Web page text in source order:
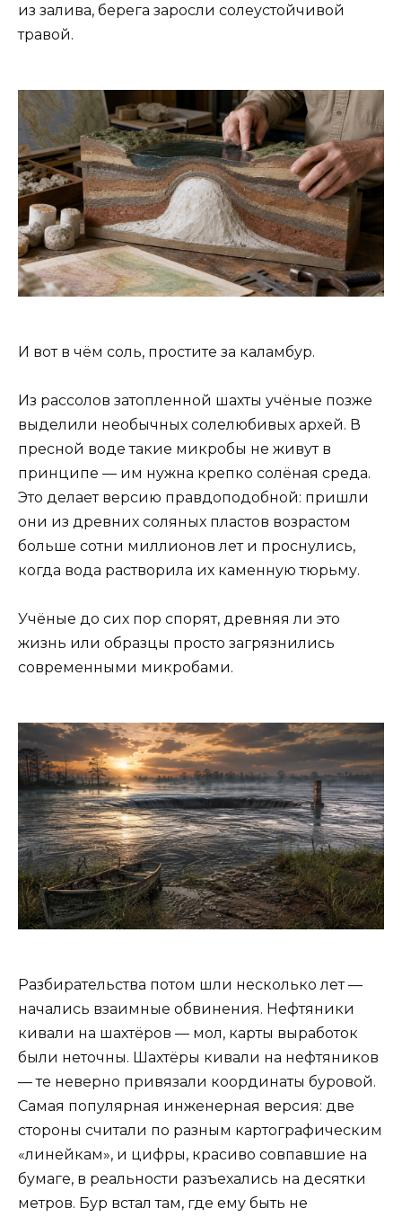
из залива, берега заросли солеустойчивой
травой.
И вот в чём соль, простите за каламбур.
Из рассолов затопленной шахты учёные позже
выделили необычных солелюбивых архей. В
пресной воде такие микробы не живут в
принципе — им нужна крепко солёная среда.
Это делает версию правдоподобной: пришли
они из древних соляных пластов возрастом
больше сотни миллионов лет и проснулись,
когда вода растворила их каменную тюрьму.
Учёные до сих пор спорят, древняя ли это
жизнь или образцы просто загрязнились
современными микробами.
Разбирательства потом шли несколько лет —
начались взаимные обвинения. Нефтяники
кивали на шахтёров — мол, карты выработок
были неточны. Шахтёры кивали на нефтяников
— те неверно привязали координаты буровой.
Самая популярная инженерная версия: две
стороны считали по разным картографическим
«линейкам», и цифры, красиво совпавшие на
бумаге, в реальности разъехались на десятки
метров. Бур встал там, где ему быть не